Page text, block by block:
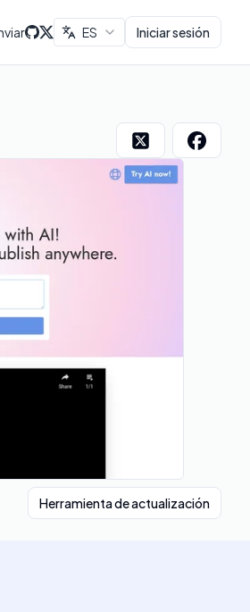
ES Iniciar sesión
Herramienta de actualización